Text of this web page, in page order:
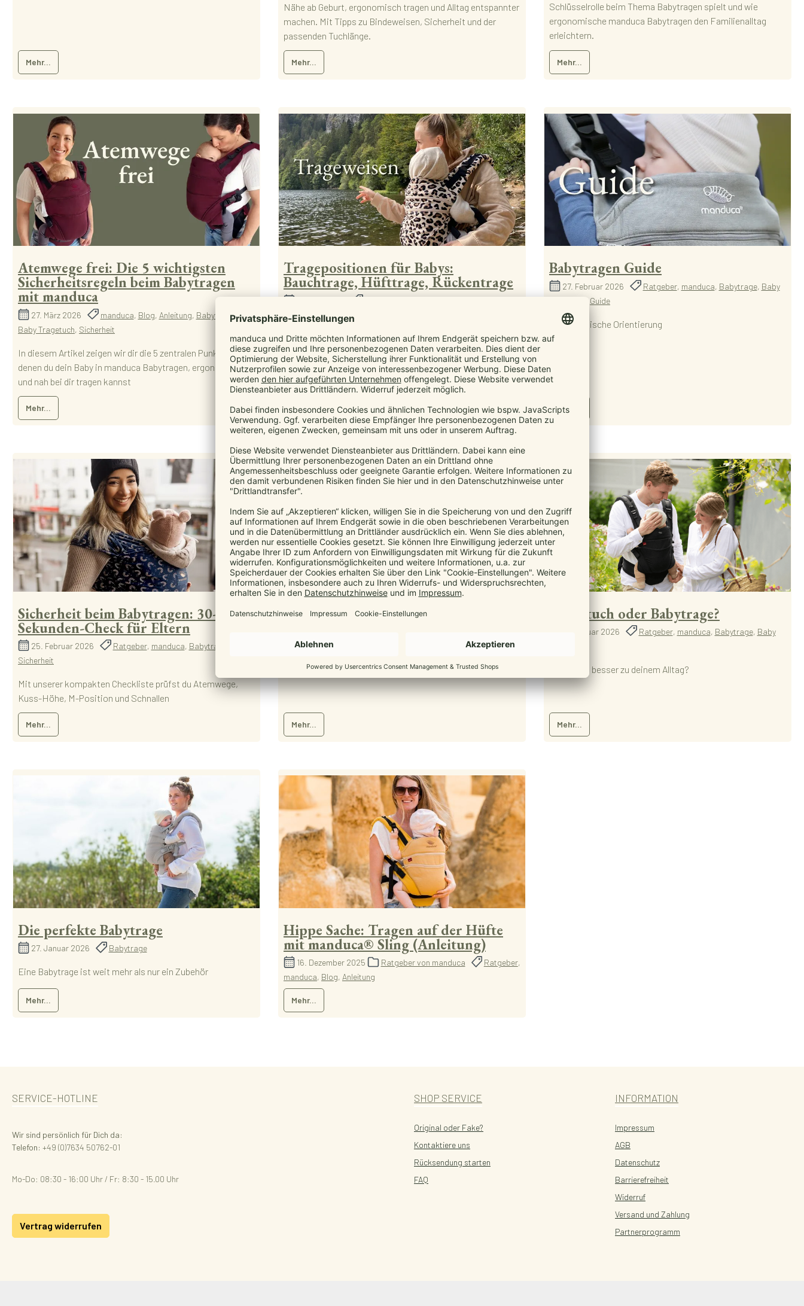
Mehr...
Nähe ab Geburt, ergonomisch tragen und Alltag entspannter
machen. Mit Tipps zu Bindeweisen, Sicherheit und der
passenden Tuchlänge.
Mehr...
Schlüsselrolle beim Thema Babytragen spielt und wie
ergonomische manduca Babytragen den Familienalltag
erleichtern.
Mehr...
Atemwege frei: Die 5 wichtigsten
Sicherheitsregeln beim Babytragen
mit manduca
27. März 2026 manduca, Blog, Anleitung, Babytrage,
Baby Tragetuch, Sicherheit
In diesem Artikel zeigen wir dir die 5 zentralen Punkte, mit
denen du dein Baby in manduca Babytragen, ergonomisch
und nah bei dir tragen kannst
Mehr...
Tragepositionen für Babys:
Bauchtrage, Hüfttrage, Rückentrage
Trageweisen
Welche Tragepositionen passen wann?
Mehr...
Babytragen Guide
27. Februar 2026 Ratgeber, manduca, Babytrage, Baby
Guide
Eine praktische Orientierung
Mehr...
Sicherheit beim Babytragen: 30-
Sekunden-Check für Eltern
25. Februar 2026 Ratgeber, manduca, Babytrage
Sicherheit
Mit unserer kompakten Checkliste prüfst du Atemwege,
Kuss-Höhe, M-Position und Schnallen
Mehr...
Ergonomisch ab Geburt
sicher, bequem und alltagstauglich.
Mehr...
Tragetuch oder Babytrage?
31. Januar 2026 Ratgeber, manduca, Babytrage, Baby
was passt besser zu deinem Alltag?
Mehr...
Die perfekte Babytrage
27. Januar 2026 Babytrage
Eine Babytrage ist weit mehr als nur ein Zubehör
Mehr...
Hippe Sache: Tragen auf der Hüfte
mit manduca® Sling (Anleitung)
16. Dezember 2025 Ratgeber von manduca Ratgeber,
manduca, Blog, Anleitung
Mehr...
SERVICE-HOTLINE
Wir sind persönlich für Dich da:
Telefon: +49 (0)7634 50762-01
Mo-Do: 08:30 - 16:00 Uhr / Fr: 8:30 - 15.00 Uhr
Vertrag widerrufen
SHOP SERVICE
Original oder Fake?
Kontaktiere uns
Rücksendung starten
FAQ
INFORMATION
Impressum
AGB
Datenschutz
Barrierefreiheit
Widerruf
Versand und Zahlung
Partnerprogramm